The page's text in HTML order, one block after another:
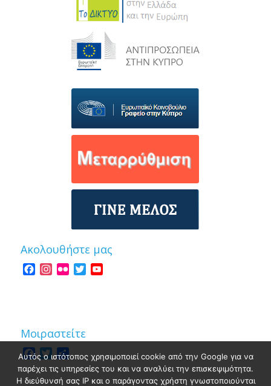
Ακολουθήστε μας
Facebook
Instagram
Flickr Twitter
Μοιραστείτε
Facebook
Twitter
Share
Αυτός ο ιστότοπος χρησιμοποιεί cookie από την Google για να
παρέχει τις υπηρεσίες του και να αναλύει την επισκεψιμότητα.
Η διεύθυνσή σας IP και ο παράγοντας χρήστη γνωστοποιούνται